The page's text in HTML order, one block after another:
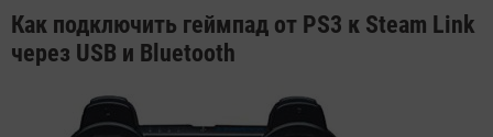
Как подключить геймпад от PS3 к Steam Link
через USB и Bluetooth